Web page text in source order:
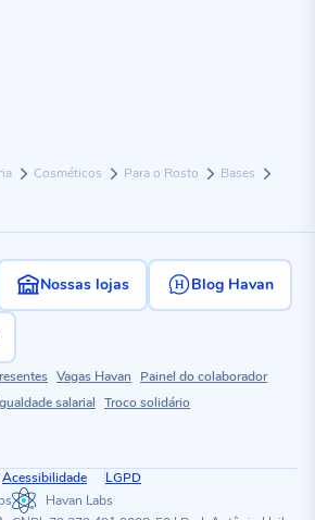
Cosméticos Para o Rosto Bases
Nossas lojas Blog Havan
Vagas Havan
Painel do colaborador
salarial Troco solidário
Acessibilidade
LGPD
Havan Labs